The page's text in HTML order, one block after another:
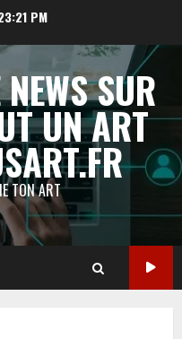
PM
SUR
UN ART
TON ART